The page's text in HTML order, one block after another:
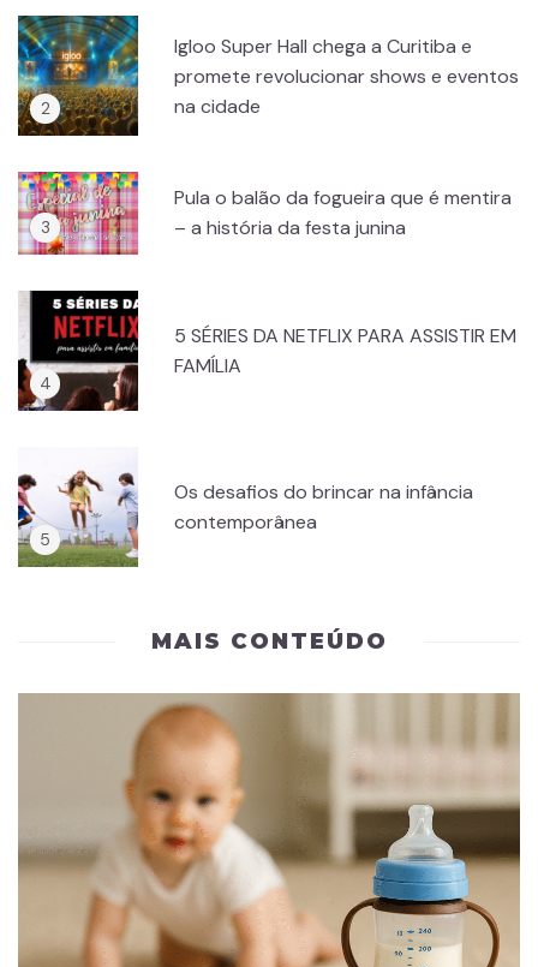
Igloo Super Hall chega a Curitiba e
promete revolucionar shows e eventos
na cidade
Pula o balão da fogueira que é mentira
– a história da festa junina
5 SÉRIES DA NETFLIX PARA ASSISTIR EM
FAMÍLIA
Os desafios do brincar na infância
contemporânea
MAIS CONTEÚDO